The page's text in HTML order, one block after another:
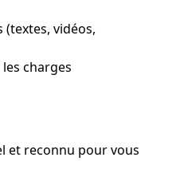
vidéos,
charges
et reconnu pour vous